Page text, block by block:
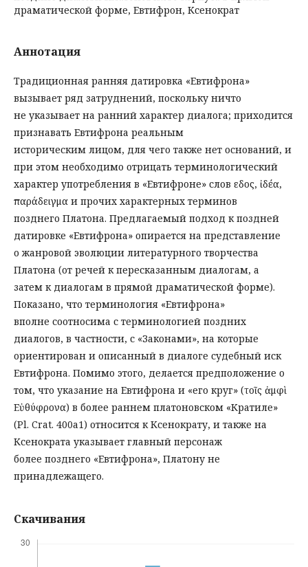
драматической форме, Евтифрон, Ксенократ
Аннотация
Традиционная ранняя датировка «Евтифрона»
вызывает ряд затруднений, поскольку ничто
не указывает на ранний характер диалога; приходится
признавать Евтифрона реальным
историческим лицом, для чего также нет оснований, и
при этом необходимо отрицать терминологический
характер употребления в «Евтифроне» слов εἶδος, ἰδέα,
παράδειγμα и прочих характерных терминов
позднего Платона. Предлагаемый подход к поздней
датировке «Евтифрона» опирается на представление
о жанровой эволюции литературного творчества
Платона (от речей к пересказанным диалогам, а
затем к диалогам в прямой драматической форме).
Показано, что терминология «Евтифрона»
вполне соотносима с терминологией поздних
диалогов, в частности, с «Законами», на которые
ориентирован и описанный в диалоге судебный иск
Евтифрона. Помимо этого, делается предположение о
том, что указание на Евтифрона и «его круг» (τοῖς ἀμφὶ
Εὐθύφρονα) в более раннем платоновском «Кратиле»
(Pl. Crat. 400а1) относится к Ксенократу, и также на
Ксенократа указывает главный персонаж
более позднего «Евтифрона», Платону не
принадлежащего.
Скачивания